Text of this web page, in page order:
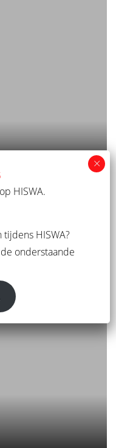
Sloep
HISWA.
HISWA?
onderstaande